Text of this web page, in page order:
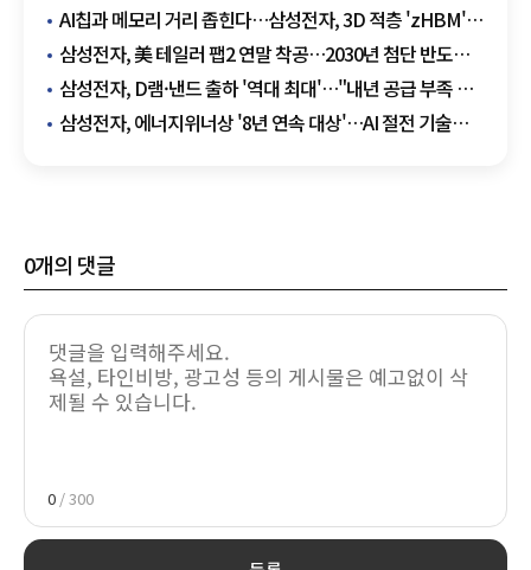
AI칩과 메모리 거리 좁힌다…삼성전자, 3D 적층 'zHBM'
첫 공개
삼성전자, 美 테일러 팹2 연말 착공…2030년 첨단 반도체
양산 목표
삼성전자, D램·낸드 출하 '역대 최대'…"내년 공급 부족 더
커진다"
삼성전자, 에너지위너상 '8년 연속 대상'…AI 절전 기술
0개의 댓글
0 / 300